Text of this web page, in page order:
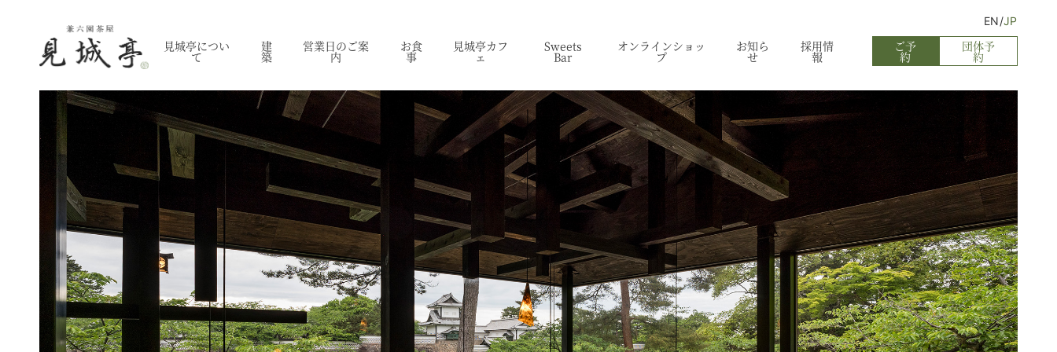
見城亭につい
て
建
築
営業日のご案
内
お食
事
見城亭カフ
ェ
Sweets
Bar
オンラインショッ
プ
お知ら
せ
採用情
報
ご予
約
団体予
約
EN英
語
え
JP
本